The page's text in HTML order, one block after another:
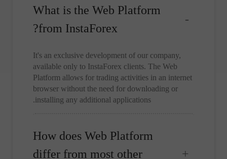
What is the Web Platform
from InstaForex?
It's an exclusive development of our company,
available only to InstaForex clients. The Web
Platform allows for trading activities in an internet
browser without the need for downloading or
installing any additional applications.
How does Web Platform
differ from most other